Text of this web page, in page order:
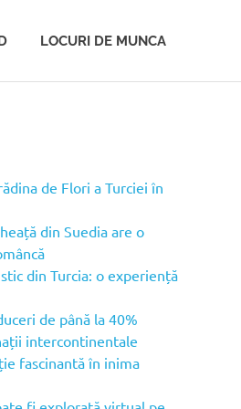
LOCURI DE MUNCA
de Flori a Turciei în
din Suedia are o
din Turcia: o experiență
de până la 40%
intercontinentale
fascinantă în inima